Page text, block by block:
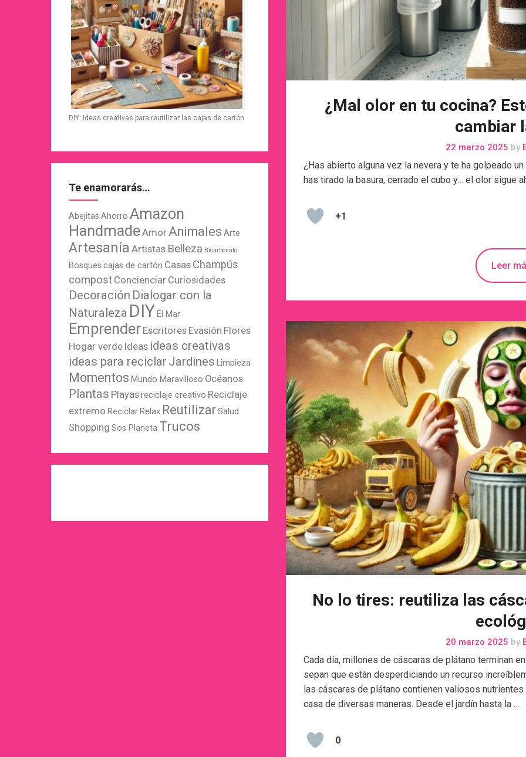
¿Mal olor en tu cocina?
cambiar
22 marzo 2025 by
¿Has abierto alguna vez la nevera y te ha golpeado
has tirado la basura, cerrado el cubo y… el olor sigue
+1
Leer
No lo tires: reutiliza las
20 marzo 2025 by
Cada día, millones de cáscaras de plátano terminan
sepan que están desperdiciando un recurso
las cáscaras de plátano contienen valiosos
casa de diversas maneras. Desde el jardín hasta la …
0
DIY: Ideas creativas para reutilizar las cajas de cartón
Te enamorarás…
Abejitas Ahorro Amazon
HandmadeAmorAnimales Arte
Artesanía Artistas Belleza Bicarbonato
Bosques cajas de cartón Casas Champús
compost Concienciar Curiosidades
Decoración Dialogar con la
Naturaleza DIY El Mar
Emprender Escritores Evasión Flores
Hogar verde Ideas ideas creativas
ideas para reciclar Jardines Limpieza
Momentos Mundo Maravilloso Océanos
Plantas Playasreciclaje creativo Reciclaje
extremo Reciclar Relax ReutilizarSalud
Shopping Sos Planeta Trucos